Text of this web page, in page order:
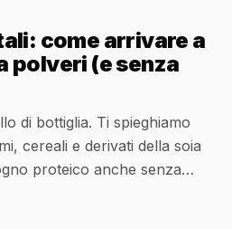
come arrivare a
polveri (e senza
di bottiglia. Ti spieghiamo
cereali e derivati della soia
proteico anche senza
e un meal prep da 4